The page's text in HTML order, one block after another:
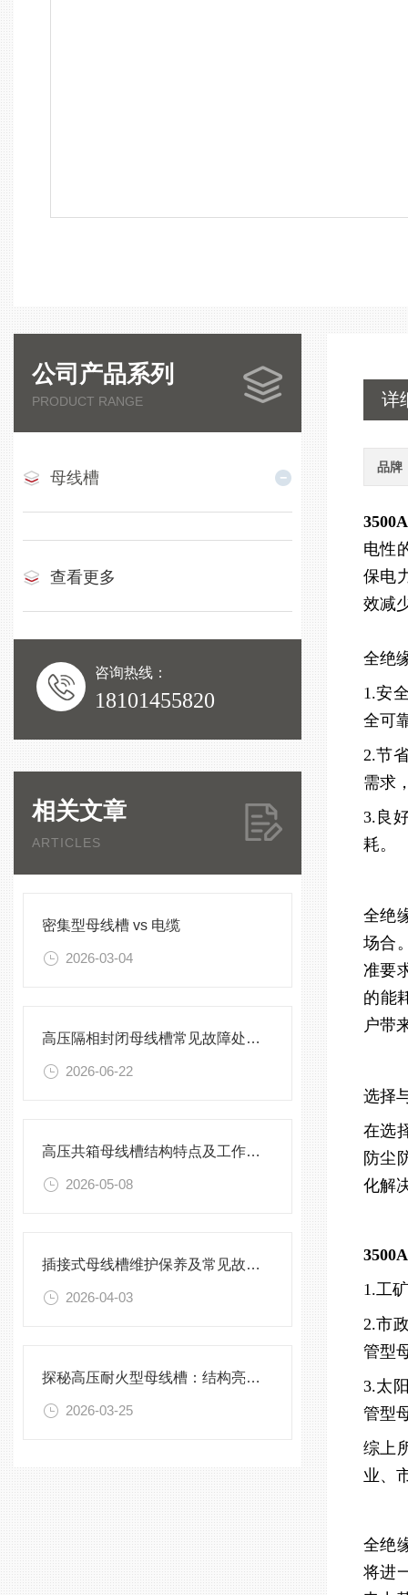
公司产品系列
PRODUCT RANGE
母线槽
查看更多
咨询热线：
18101455820
相关文章
ARTICLES
密集型母线槽 vs 电缆
2026-03-04
高压隔相封闭母线槽常见故障处理方案
2026-06-22
高压共箱母线槽结构特点及工作原理
2026-05-08
插接式母线槽维护保养及常见故障处理指南
2026-04-03
探秘高压耐火型母线槽：结构亮点与实用效能
2026-03-25
详
品牌
电性
保电
效减
全绝
1.安
全可
2.节
需求
3.良
耗。
全绝
场合
准要
的能
户带
选择
在选
防尘
化解
1.工
2.市
管型
3.太
管型
综上
业、
全绝
将进